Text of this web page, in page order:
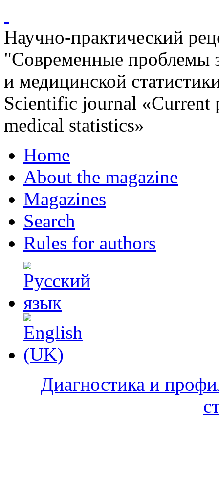
Научно-практический
"Современные проблемы
и медицинской
Scientific journal «Current
medical statistics»
Home
About the magazine
Magazines
Search
Rules for authors
Диагностика и